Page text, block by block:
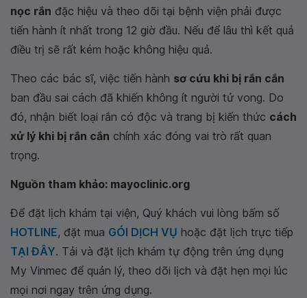
nọc rắn đặc hiệu và theo dõi tại bệnh viện phải được
tiến hành ít nhất trong 12 giờ đầu. Nếu để lâu thì kết quả
điều trị sẽ rất kém hoặc không hiệu quả.
Theo các bác sĩ, việc tiến hành sơ cứu khi bị rắn cắn
ban đầu sai cách đã khiến không ít người tử vong. Do
đó, nhận biết loại rắn có độc và trang bị kiến thức cách
xử lý khi bị rắn cắn chính xác đóng vai trò rất quan
trọng.
Nguồn tham khảo: mayoclinic.org
Để đặt lịch khám tại viện, Quý khách vui lòng bấm số
HOTLINE, đặt mua GÓI DỊCH VỤ hoặc đặt lịch trực tiếp
TẠI ĐÂY. Tải và đặt lịch khám tự động trên ứng dụng
My Vinmec để quản lý, theo dõi lịch và đặt hẹn mọi lúc
mọi nơi ngay trên ứng dụng.